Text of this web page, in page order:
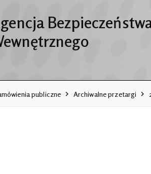
publiczne Archiwalne przetargi